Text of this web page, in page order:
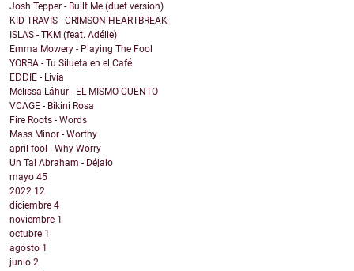
Josh Tepper - Built Me (duet version)
KID TRAVIS - CRIMSON HEARTBREAK
ISLAS - TKM (feat. Adélie)
Emma Mowery - Playing The Fool
YORBA - Tu Silueta en el Café
EĐĐIE - Livia
Melissa Láhur - EL MISMO CUENTO
VCAGE - Bikini Rosa
Fire Roots - Words
Mass Minor - Worthy
april fool - Why Worry
Un Tal Abraham - Déjalo
mayo 45
2022 12
diciembre 4
noviembre 1
octubre 1
agosto 1
junio 2